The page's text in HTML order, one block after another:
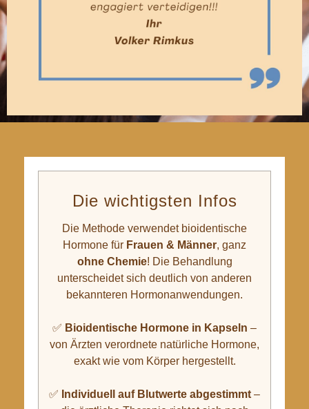
Die wichtigsten Infos
Die Methode verwendet bioidentische
Hormone für Frauen & Männer, ganz
ohne Chemie! Die Behandlung
unterscheidet sich deutlich von anderen
bekannteren Hormonanwendungen.
✅ Bioidentische Hormone in Kapseln –
von Ärzten verordnete natürliche Hormone,
exakt wie vom Körper hergestellt.
✅ Individuell auf Blutwerte abgestimmt –